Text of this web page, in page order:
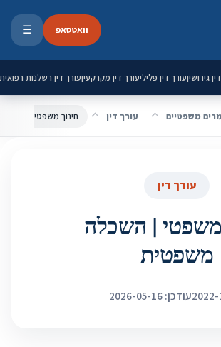
וואטסאפ ☰
גירושיןעורך דין פליליעורך דין מקרקעיןעורך דין רשלנות רפואית
משפטיים עורך דין חינוך משפטי |
עורך דין
משפטי | השכלה
משפטית
עודכן: 2026-05-16